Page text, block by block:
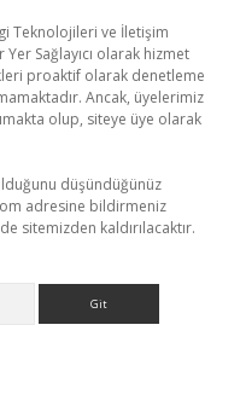
Teknolojileri ve İletişim
Sağlayıcı olarak hizmet
proaktif olarak denetleme
Ancak, üyelerimiz
olup, siteye üye olarak
düşündüğünüz
adresine bildirmeniz
sitemizden kaldırılacaktır.